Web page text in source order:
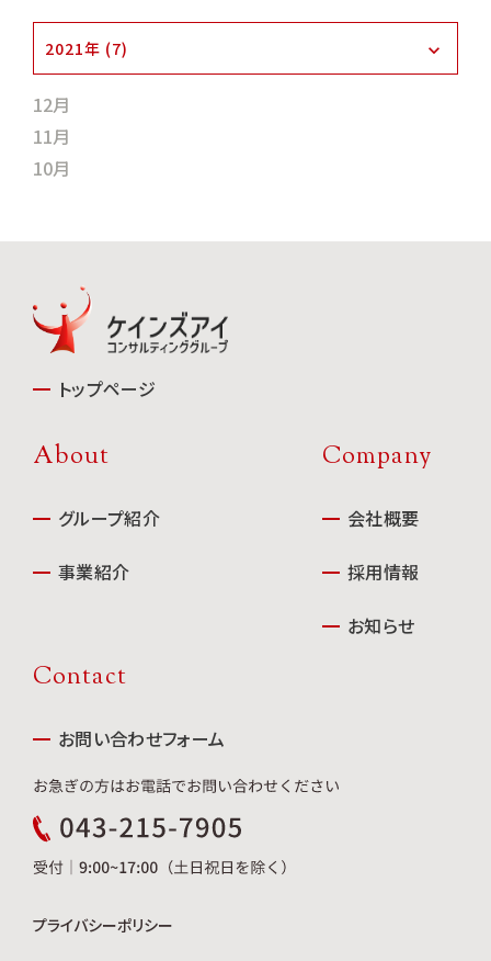
2021年 (7)
12月
11月
10月
トップページ
About
グループ紹介
事業紹介
Company
会社概要
採用情報
お知らせ
Contact
お問い合わせフォーム
プライバシーポリシー